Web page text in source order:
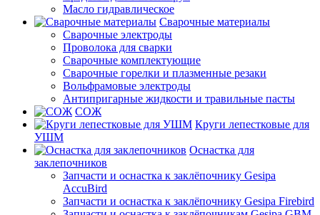
Масло гидравлическое
Сварочные материалы
Сварочные электроды
Проволока для сварки
Сварочные комплектующие
Сварочные горелки и плазменные резаки
Вольфрамовые электроды
Антипригарные жидкости и травильные пасты
СОЖ
Круги лепестковые для
УШМ
Оснастка для
заклепочников
Запчасти и оснастка к заклёпочнику Gesipa
AccuBird
Запчасти и оснастка к заклёпочнику Gesipa Firebird